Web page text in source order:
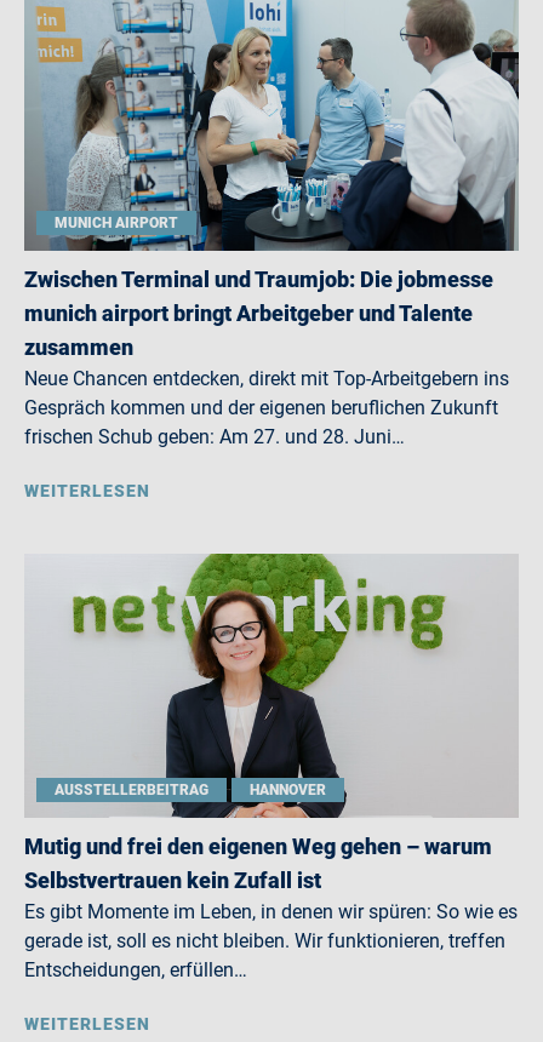
MUNICH AIRPORT
Zwischen Terminal und Traumjob: Die jobmesse
munich airport bringt Arbeitgeber und Talente
zusammen
Neue Chancen entdecken, direkt mit Top-Arbeitgebern ins
Gespräch kommen und der eigenen beruflichen Zukunft
frischen Schub geben: Am 27. und 28. Juni…
WEITERLESEN
AUSSTELLERBEITRAG HANNOVER
Mutig und frei den eigenen Weg gehen – warum
Selbstvertrauen kein Zufall ist
Es gibt Momente im Leben, in denen wir spüren: So wie es
gerade ist, soll es nicht bleiben. Wir funktionieren, treffen
Entscheidungen, erfüllen…
WEITERLESEN